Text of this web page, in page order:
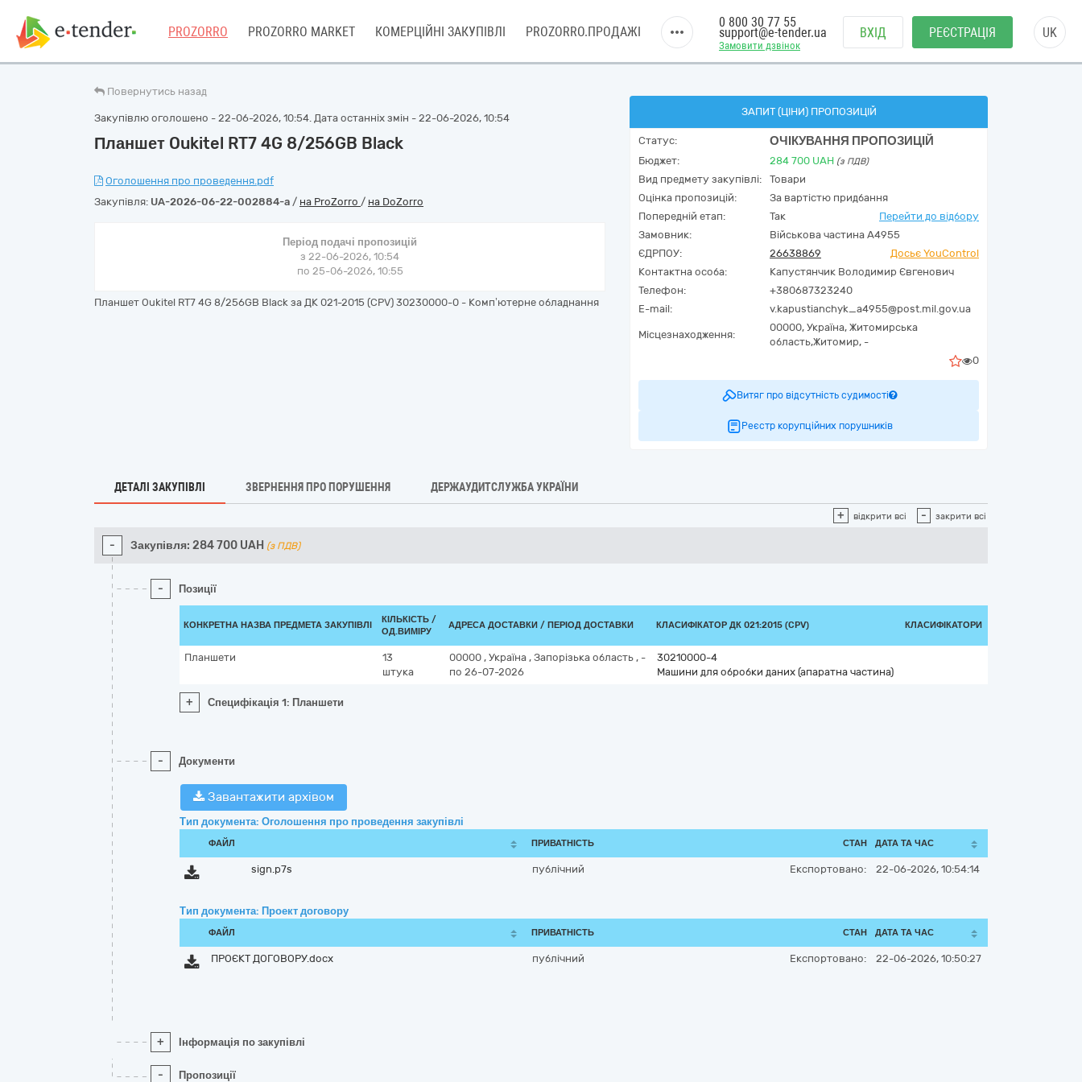
PROZORRO PROZORRO MARKET КОМЕРЦІЙНІ ЗАКУПІВЛІ PROZORRO.ПРОДАЖІ
Замовити дзвінок
0 800 30 77 55
support@e-tender.ua ВХІД РЕЄСТРАЦІЯ UK
Повернутись назад
Закупівлю оголошено - 22-06-2026, 10:54. Дата останніх змін - 22-06-2026, 10:54
Планшет Oukitel RT7 4G 8/256GB Black
Оголошення про проведення.pdf
Закупівля: UA-2026-06-22-002884-a / на ProZorro / на DoZorro
Період подачі пропозицій
з 22-06-2026, 10:54
по 25-06-2026, 10:55
Планшет Oukitel RT7 4G 8/256GB Black за ДК 021-2015 (CPV) 30230000-0 - Комп’ютерне обладнання
ЗАПИТ (ЦІНИ) ПРОПОЗИЦІЙ
Статус: ОЧІКУВАННЯ ПРОПОЗИЦІЙ
Бюджет: 284 700 UAH (з ПДВ)
Вид предмету закупівлі:
Товари
Оцінка пропозицій:
За вартістю придбання
Попередній етап:
Так
Перейти до відбору
Замовник:
Військова частина А4955
ЄДРПОУ:
26638869
Досьє YouControl
Контактна особа:
Капустянчик Володимир Євгенович
Телефон:
+380687323240
E-mail:
v.kapustianchyk_a4955@post.mil.gov.ua
Місцезнаходження:
00000, Україна, Житомирська
область,Житомир, -
0
Витяг про відсутність судимості
Реєстр корупційних порушників
ДЕТАЛІ ЗАКУПІВЛІ ЗВЕРНЕННЯ ПРО ПОРУШЕННЯ ДЕРЖАУДИТСЛУЖБА УКРАЇНИ
+ відкрити всі - закрити всі
- Закупівля: 284 700 UAH (з ПДВ)
- Позиції
КОНКРЕТНА НАЗВА ПРЕДМЕТА ЗАКУПІВЛІ
КІЛЬКІСТЬ /
ОД.ВИМІРУ
АДРЕСА ДОСТАВКИ / ПЕРІОД ДОСТАВКИ КЛАСИФІКАТОР ДК 021:2015 (CPV) КЛАСИФІКАТОРИ
Планшети
13
штука
00000 , Україна , Запорізька область , -
по 26-07-2026
30210000-4
Машини для обробки даних (апаратна частина)
+ Специфікація 1: Планшети
- Документи
Завантажити архівом
Тип документа: Оголошення про проведення закупівлі
ФАЙЛ ПРИВАТНІСТЬ СТАН ДАТА ТА ЧАС
sign.p7s публічний Експортовано: 22-06-2026, 10:54:14
Тип документа: Проект договору
ФАЙЛ ПРИВАТНІСТЬ СТАН ДАТА ТА ЧАС
ПРОЄКТ ДОГОВОРУ.docx публічний Експортовано: 22-06-2026, 10:50:27
+ Інформація по закупівлі
- Пропозиції